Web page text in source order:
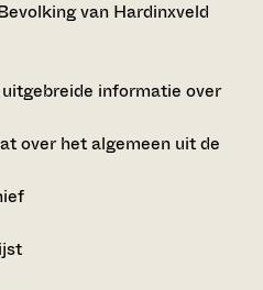
van Hardinxveld
informatie over
over het algemeen uit de